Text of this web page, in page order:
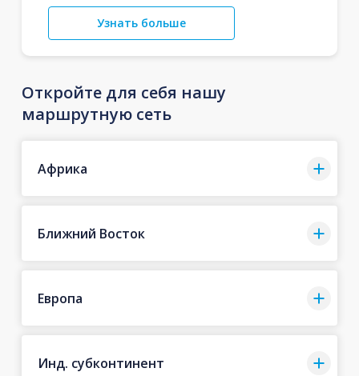
Узнать больше
Откройте для себя нашу
маршрутную сеть
Африка
Ближний Восток
Европа
Инд. субконтинент